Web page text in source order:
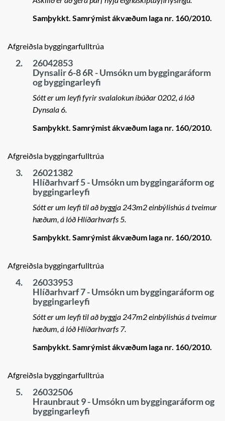
Samþykkt. Samrýmist ákvæðum laga nr. 160/2010.
Afgreiðsla byggingarfulltrúa
2.
26042853
Dynsalir 6-8 6R - Umsókn um byggingaráform
og byggingarleyfi
Sótt er um leyfi fyrir svalalokun íbúðar 0202, á lóð
Dynsala 6.
Samþykkt. Samrýmist ákvæðum laga nr. 160/2010.
Afgreiðsla byggingarfulltrúa
3.
26021382
Hlíðarhvarf 5 - Umsókn um byggingaráform og
byggingarleyfi
Sótt er um leyfi til að byggja 243m2 einbýlishús á tveimur
hæðum, á lóð Hlíðarhvarfs 5.
Samþykkt. Samrýmist ákvæðum laga nr. 160/2010.
Afgreiðsla byggingarfulltrúa
4.
26033953
Hlíðarhvarf 7 - Umsókn um byggingaráform og
byggingarleyfi
Sótt er um leyfi til að byggja 247m2 einbýlishús á tveimur
hæðum, á lóð Hlíðarhvarfs 7.
Samþykkt. Samrýmist ákvæðum laga nr. 160/2010.
Afgreiðsla byggingarfulltrúa
5.
26032506
Hraunbraut 9 - Umsókn um byggingaráform og
byggingarleyfi